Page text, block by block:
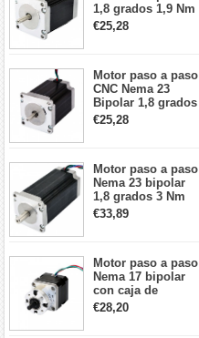
1,8 grados 1,9 Nm
2,8 A 3,2 V
57x57x76mm 4
€25,28
Motor paso a paso
CNC Nema 23
Bipolar 1,8 grados
1,9 Nm 3A 3,36 V
57x57x76mm 4
€25,28
Motor paso a paso
Nema 23 bipolar
1,8 grados 3 Nm
4,2A 57x57x114mm
motor paso a paso
€33,89
Motor paso a paso
Nema 17 bipolar
con caja de
cambios planetaria
5:1 longitud 33mm
€28,20